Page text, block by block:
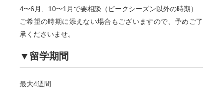
4〜6月、10〜1月で要相談（ピークシーズン以外の時期）
ご希望の時期に添えない場合もございますので、予めご了
承くださいませ。
▼留学期間
最大4週間